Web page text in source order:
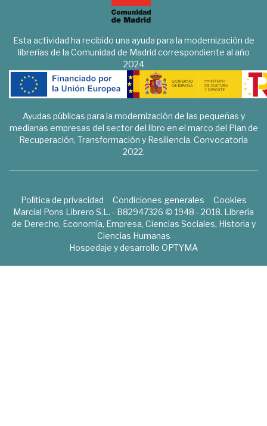
Esta actividad ha recibido una ayuda para la modernización de
librerías de la Comunidad de Madrid correspondiente al año
2024
Ayudas públicas para la modernización de las pequeñas y
medianas empresas del sector del libro en el marco del Plan de
Recuperación, Transformación y Resiliencia. Convocatoria
2022.
Política de privacidad Condiciones generales
Cookies
Marcial Pons Librero S.L. - B82947326 © 1948 - 2018. Librería
de Derecho, Economía, Empresa, Ciencias Sociales, Historia y
Ciencias Humanas
Hospedaje y desarrollo OPTYMA